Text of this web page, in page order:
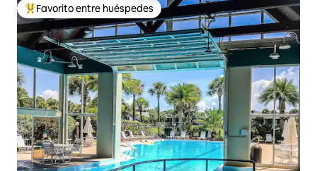
Favorito entre huéspedes preferido
Favorito entre huéspedes